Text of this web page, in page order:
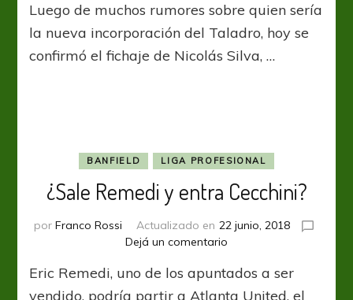
es
el
tanque,
pero
Luego de muchos rumores sobre quien sería
la nueva incorporación del Taladro, hoy se
confirmó el fichaje de Nicolás Silva, …
BANFIELD LIGA PROFESIONAL
¿Sale Remedi y entra Cecchini?
por Franco Rossi Actualizado en 22 junio, 2018
Dejá un comentario
Remedi
y
Eric Remedi, uno de los apuntados a ser
vendido, podría partir a Atlanta United, el